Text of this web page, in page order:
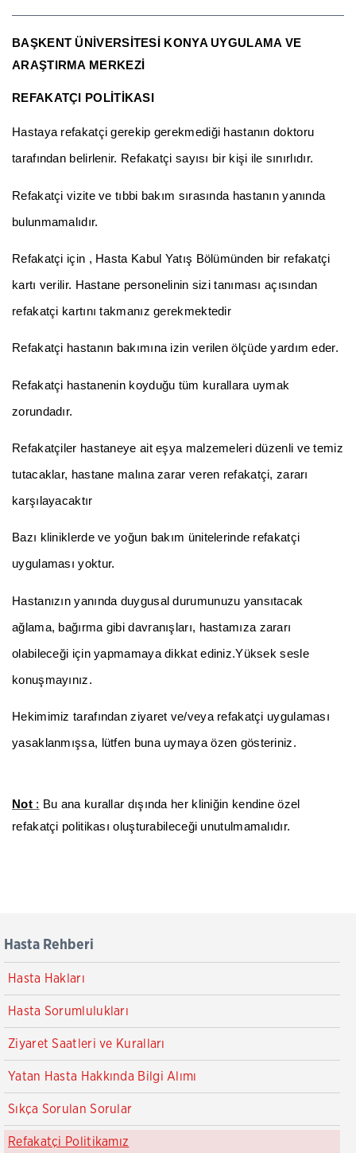
BAŞKENT ÜNİVERSİTESİ KONYA UYGULAMA VE
ARAŞTIRMA MERKEZİ
REFAKATÇI POLİTİKASI
Hastaya refakatçi gerekip gerekmediği hastanın doktoru
tarafından belirlenir. Refakatçi sayısı bir kişi ile sınırlıdır.
Refakatçi vizite ve tıbbi bakım sırasında hastanın yanında
bulunmamalıdır.
Refakatçi için , Hasta Kabul Yatış Bölümünden bir refakatçi
kartı verilir. Hastane personelinin sizi tanıması açısından
refakatçi kartını takmanız gerekmektedir
Refakatçi hastanın bakımına izin verilen ölçüde yardım eder.
Refakatçi hastanenin koyduğu tüm kurallara uymak
zorundadır.
Refakatçiler hastaneye ait eşya malzemeleri düzenli ve temiz
tutacaklar, hastane malına zarar veren refakatçi, zararı
karşılayacaktır
Bazı kliniklerde ve yoğun bakım ünitelerinde refakatçi
uygulaması yoktur.
Hastanızın yanında duygusal durumunuzu yansıtacak
ağlama, bağırma gibi davranışları, hastamıza zararı
olabileceği için yapmamaya dikkat ediniz.Yüksek sesle
konuşmayınız.
Hekimimiz tarafından ziyaret ve/veya refakatçi uygulaması
yasaklanmışsa, lütfen buna uymaya özen gösteriniz.
Not : Bu ana kurallar dışında her kliniğin kendine özel
refakatçi politikası oluşturabileceği unutulmamalıdır.
Hasta Rehberi
Hasta Hakları
Hasta Sorumlulukları
Ziyaret Saatleri ve Kuralları
Yatan Hasta Hakkında Bilgi Alımı
Sıkça Sorulan Sorular
Refakatçi Politikamız